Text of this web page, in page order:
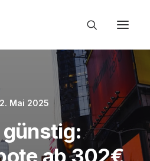
Mai 2025
ab 302€